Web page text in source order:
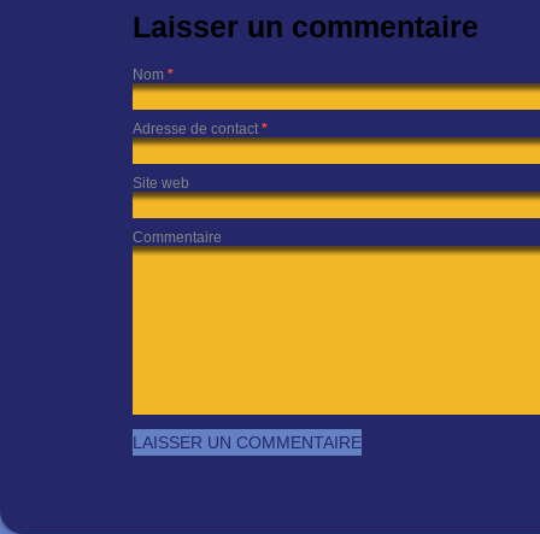
Laisser un commentaire
Nom *
Adresse de contact *
Site web
Commentaire